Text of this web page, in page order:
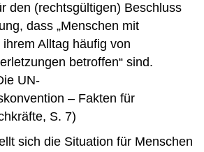
den (rechtsgültigen) Beschluss
dass „Menschen mit
Alltag häufig von
betroffen“ sind.
UN-
– Fakten für
S. 7)
sich die Situation für Menschen